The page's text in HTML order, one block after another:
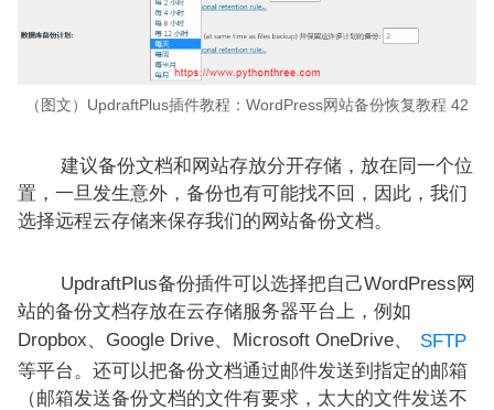
（图文）UpdraftPlus插件教程：WordPress网站备份恢复教程 42
建议备份文档和网站存放分开存储 ，放在同一个位
置，一旦发生意外，备份也有可能找不回，因此，我们
选择远程云存储来保存我们的网站备份文档。
UpdraftPlus备份插件可以选择把自己WordPress网
站的备份文档存放在云存储服务器平台上，例如
Dropbox、Google Drive、Microsoft OneDrive、
SFTP
等平台。还可以把备份文档通过邮件发送到指定的邮箱
（邮箱发送备份文档的文件有要求，太大的文件发送不